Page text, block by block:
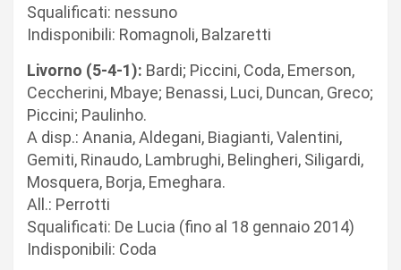
Squalificati: nessuno
Indisponibili: Romagnoli, Balzaretti
Livorno (5-4-1): Bardi; Piccini, Coda, Emerson,
Ceccherini, Mbaye; Benassi, Luci, Duncan, Greco;
Piccini; Paulinho.
A disp.: Anania, Aldegani, Biagianti, Valentini,
Gemiti, Rinaudo, Lambrughi, Belingheri, Siligardi,
Mosquera, Borja, Emeghara.
All.: Perrotti
Squalificati: De Lucia (fino al 18 gennaio 2014)
Indisponibili: Coda